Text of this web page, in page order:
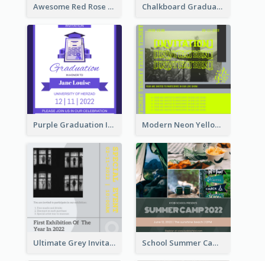
Awesome Red Rose Valentine Celebration Invitation Chalkboard Graduation Party Invitation
Purple Graduation Invitation Modern Neon Yellow Live Band Invitation Design Idea
Ultimate Grey Invitation Design Template School Summer Camp Invitation